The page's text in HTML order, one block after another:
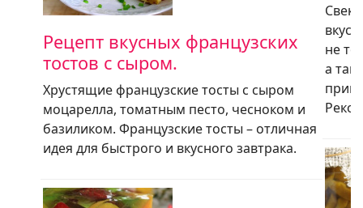
Рецепт вкусных французских
тостов с сыром.
Хрустящие французские тосты с сыром
моцарелла, томатным песто, чесноком и
базиликом. Французские тосты – отличная
идея для быстрого и вкусного завтрака.
не
а